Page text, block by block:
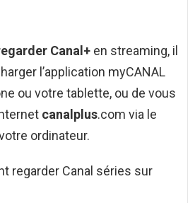
Canal+ en streaming, il
l’application myCANAL
ou votre tablette, ou de vous
canalplus.com via le
ordinateur.
regarder Canal séries sur